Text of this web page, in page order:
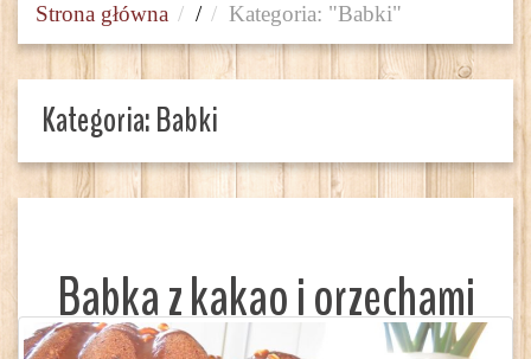
Strona główna / Kategoria: "Babki"
Kategoria:Babki
Babka z kakao i orzechami